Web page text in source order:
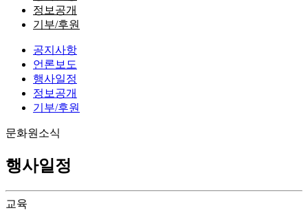
정보공개
기부/후원
공지사항
언론보도
행사일정
정보공개
기부/후원
문화원소식
행사일정
교육